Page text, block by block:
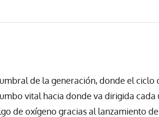
de la generación, donde el ciclo
vital hacia donde va dirigida cada
de oxígeno gracias al lanzamiento de